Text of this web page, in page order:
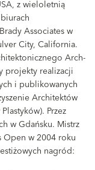
z wieloletnią
Associates w
City, California.
Arch-
projekty realizacji
i publikowanych
Architektów
Przez
w Gdańsku. Mistrz
Open w 2004 roku
nagród: